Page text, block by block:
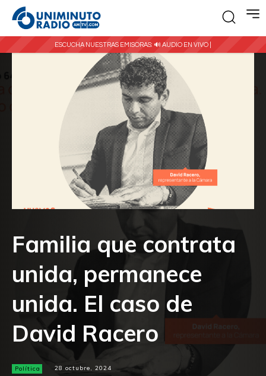
ESCUCHA NUESTRAS EMISORAS: 🔊 AUDIO EN VIVO |
Familia que contrata
unida, permanece
unida. El caso de
David Racero
Política 28 octubre, 2024